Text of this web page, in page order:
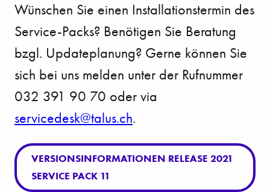
Wünschen Sie einen Installationstermin des
Service-Packs? Benötigen Sie Beratung
bzgl. Updateplanung? Gerne können Sie
sich bei uns melden unter der Rufnummer
032 391 90 70 oder via
s rv c d sk t l s ch.
VERSIONSINFORMATIONEN RELEASE 2021
SERVICE PACK 11